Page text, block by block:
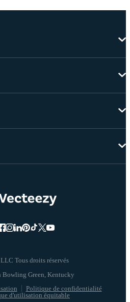
Tous droits réservés
Politique de confidentialité
d'utilisation équitable